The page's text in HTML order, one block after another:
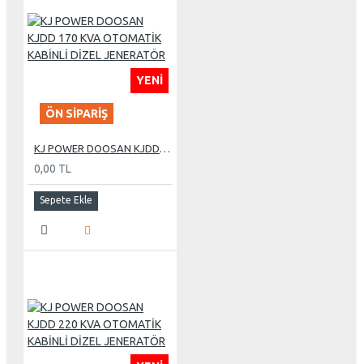
YENI
ÖN SIPARIŞ
KJ POWER DOOSAN KJDD 170 KVA OTOMATİK KABİNLİ DİZEL JENERATÖR
0,00 TL
Sepete Ekle